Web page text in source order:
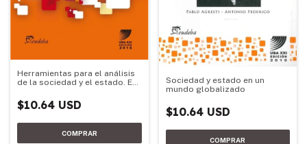
Herramientas para el análisis
de la sociedad y el estado. Ed.
$10.64 USD
Sociedad y estado en un
mundo globalizado
$10.64 USD